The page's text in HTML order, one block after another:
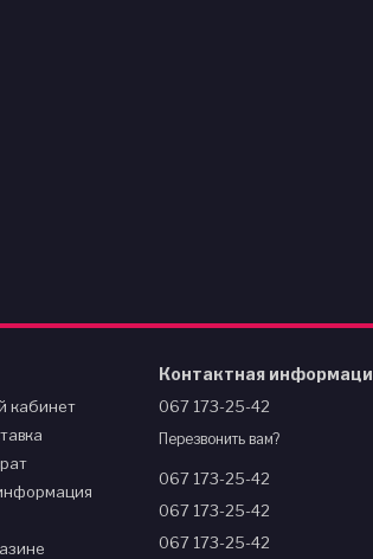
кабинет
Контактная
067 173-25-42
Перезвонить вам?
067 173-25-42
067 173-25-42
067 173-25-42